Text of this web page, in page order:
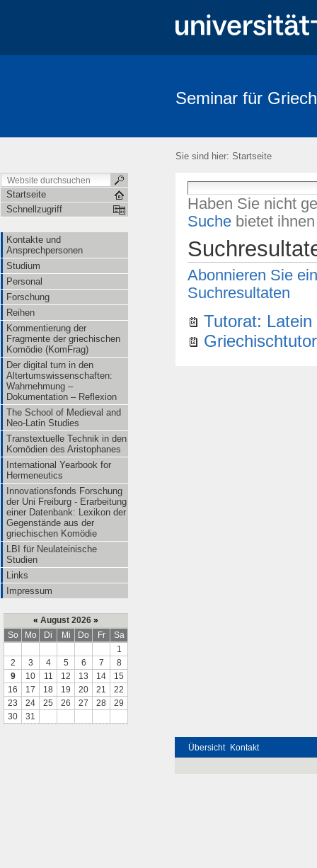
Seminar für
Sie sind hier: Startseite
Startseite
Schnellzugriff
Kontakte und
Ansprechpersonen
Studium
Personal
Forschung
Reihen
Kommentierung der
Fragmente der griechischen
Komödie (KomFrag)
Der digital turn in den
Altertumswissenschaften:
Wahrnehmung –
Dokumentation – Reflexion
The School of Medieval and
Neo-Latin Studies
Transtextuelle Technik in den
Komödien des Aristophanes
International Yearbook for
Hermeneutics
Innovationsfonds Forschung
der Uni Freiburg - Erarbeitung
einer Datenbank: Lexikon der
Gegenstände aus der
griechischen Komödie
LBI für Neulateinische
Studien
Links
Impressum
« August 2026 »
So
Mo Di Mi Do Fr
Sa
1
2
3 4 5 6 7
8
9
10 11 12 13 14
15
16
17 18 19 20 21
22
23
24 25 26 27 28
29
30
31
Haben Sie nicht
Suche bietet
Abonnieren Sie
Suchresultaten
Tutorat:
Übersicht Kontakt